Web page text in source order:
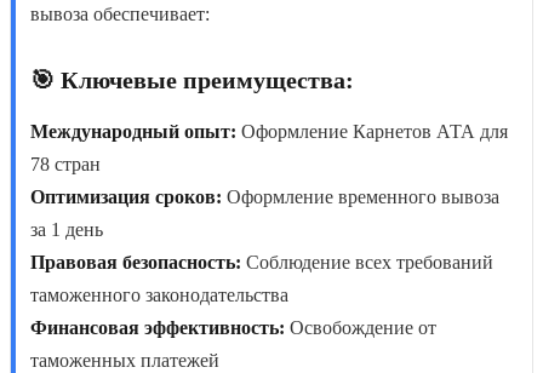
вывоза обеспечивает:
🎯 Ключевые преимущества:
Международный опыт: Оформление Карнетов АТА для
78 стран
Оптимизация сроков: Оформление временного вывоза
за 1 день
Правовая безопасность: Соблюдение всех требований
таможенного законодательства
Финансовая эффективность: Освобождение от
таможенных платежей